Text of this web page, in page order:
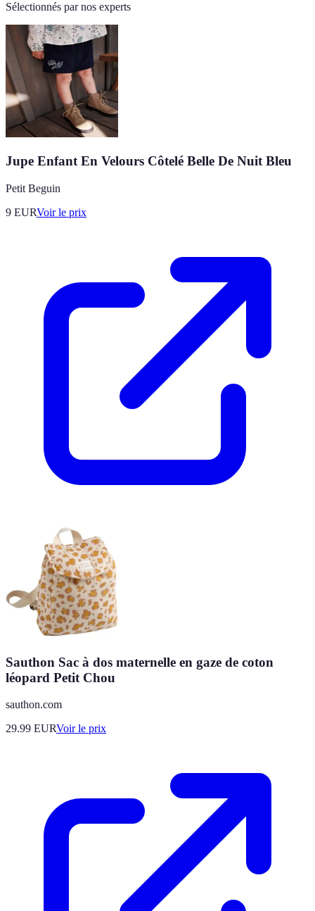
Sélectionnés par nos experts
Jupe Enfant En Velours Côtelé Belle De Nuit Bleu
Petit Beguin
9 EURVoir le prix
Sauthon Sac à dos maternelle en gaze de coton
léopard Petit Chou
sauthon.com
29.99 EURVoir le prix